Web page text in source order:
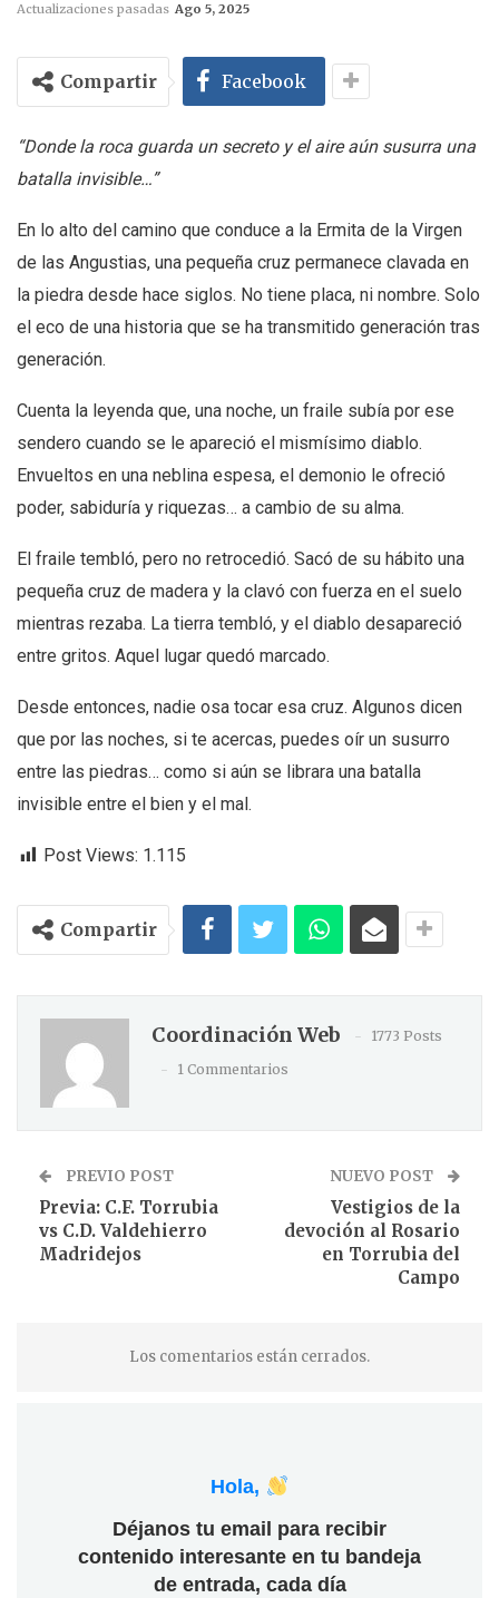
Actualizaciones pasadas Ago 5, 2025
Compartir Facebook
“Donde la roca guarda un secreto y el aire aún susurra una
batalla invisible…”
En lo alto del camino que conduce a la Ermita de la Virgen
de las Angustias, una pequeña cruz permanece clavada en
la piedra desde hace siglos. No tiene placa, ni nombre. Solo
el eco de una historia que se ha transmitido generación tras
generación.
Cuenta la leyenda que, una noche, un fraile subía por ese
sendero cuando se le apareció el mismísimo diablo.
Envueltos en una neblina espesa, el demonio le ofreció
poder, sabiduría y riquezas… a cambio de su alma.
El fraile tembló, pero no retrocedió. Sacó de su hábito una
pequeña cruz de madera y la clavó con fuerza en el suelo
mientras rezaba. La tierra tembló, y el diablo desapareció
entre gritos. Aquel lugar quedó marcado.
Desde entonces, nadie osa tocar esa cruz. Algunos dicen
que por las noches, si te acercas, puedes oír un susurro
entre las piedras… como si aún se librara una batalla
invisible entre el bien y el mal.
Post Views: 1.115
Compartir
Coordinación Web
1773 Posts
1 Commentarios
PREVIO POST
Previa: C.F. Torrubia
vs C.D. Valdehierro
Madridejos
NUEVO POST
Vestigios de la
devoción al Rosario
en Torrubia del
Campo
Los comentarios están cerrados.
Hola,
Déjanos tu email para recibir
contenido interesante en tu bandeja
de entrada, cada día